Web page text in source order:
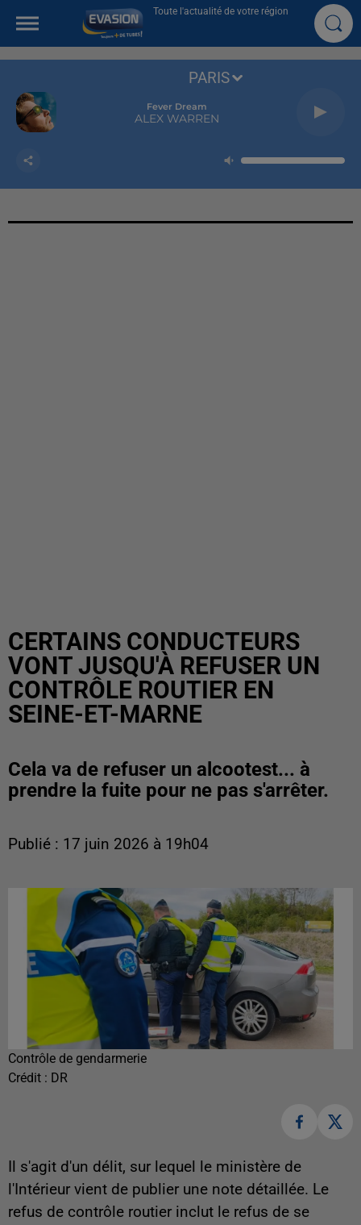
Toute l'actualité de votre région
Fever Dream
ALEX WARREN
PARIS
CERTAINS CONDUCTEURS
VONT JUSQU'À REFUSER UN
CONTRÔLE ROUTIER EN
SEINE-ET-MARNE
Cela va de refuser un alcootest... à
prendre la fuite pour ne pas s'arrêter.
Publié : 17 juin 2026 à 19h04
Contrôle de gendarmerie
Crédit : DR
Il s'agit d'un délit, sur lequel le ministère de
l'Intérieur vient de publier une note détaillée. Le
refus de contrôle routier inclut le refus de se